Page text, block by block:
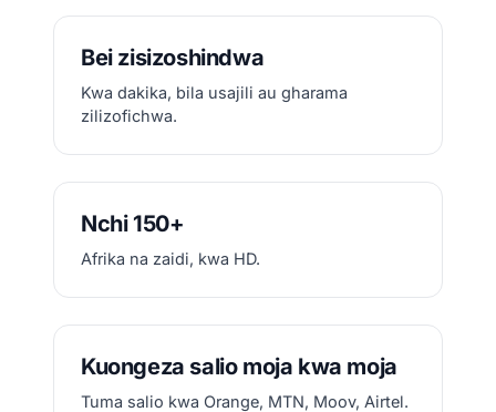
Bei zisizoshindwa
Kwa dakika, bila usajili au gharama
zilizofichwa.
Nchi 150+
Afrika na zaidi, kwa HD.
Kuongeza salio moja kwa moja
Tuma salio kwa Orange, MTN, Moov, Airtel.